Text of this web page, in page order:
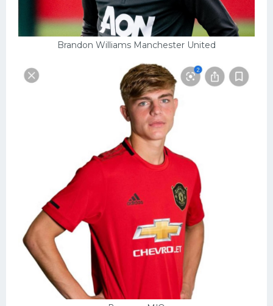
Brandon Williams Manchester United